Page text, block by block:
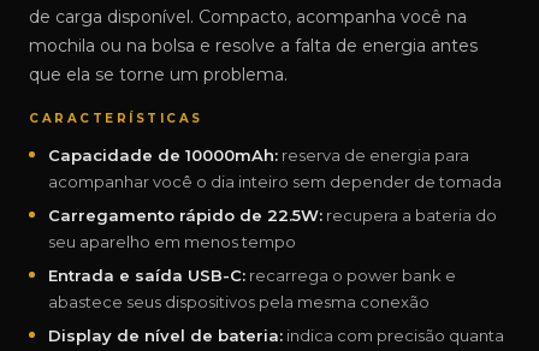
de carga disponível. Compacto, acompanha você na
mochila ou na bolsa e resolve a falta de energia antes
que ela se torne um problema.
CARACTERÍSTICAS
Capacidade de 10000mAh: reserva de energia para
acompanhar você o dia inteiro sem depender de tomada
Carregamento rápido de 22.5W: recupera a bateria do
seu aparelho em menos tempo
Entrada e saída USB-C: recarrega o power bank e
abastece seus dispositivos pela mesma conexão
Display de nível de bateria: indica com precisão quanta